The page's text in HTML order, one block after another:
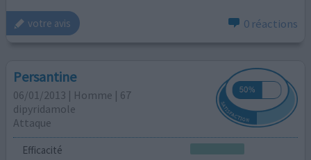
votre avis 0 réactions
Persantine
06/01/2013 | Homme | 67
dipyridamole
Attaque
Efficacité